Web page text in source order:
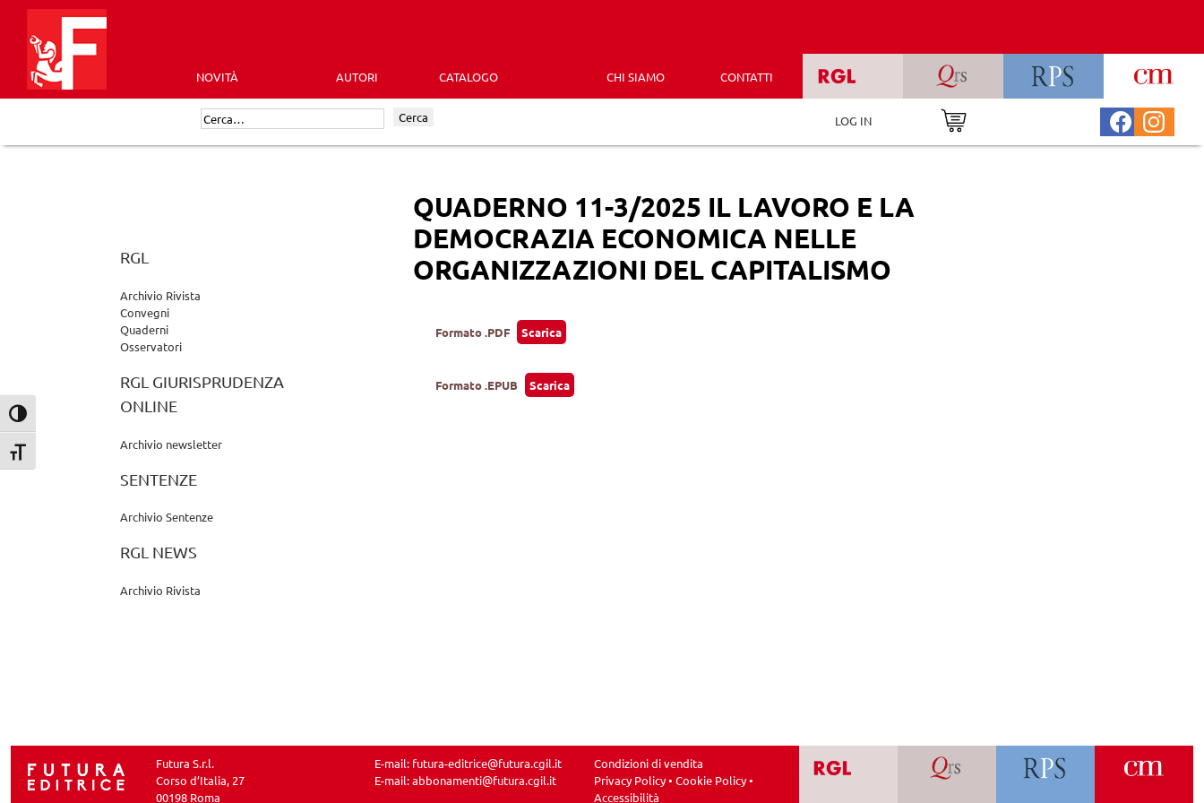
Attiva/disattiva alto contrasto
Attiva/disattiva dimensione testo
content
Futura
Editrice
NOVITÀ AUTORI CATALOGO CHI SIAMO CONTATTI
Cerca: Cerca LOG IN
RGL
Archivio Rivista
Convegni
Quaderni
Osservatori
RGL GIURISPRUDENZA
ONLINE
Archivio newsletter
SENTENZE
Archivio Sentenze
RGL NEWS
Archivio Rivista
QUADERNO 11-3/2025 IL LAVORO E LA
DEMOCRAZIA ECONOMICA NELLE
ORGANIZZAZIONI DEL CAPITALISMO
Formato .PDF Scarica
Formato .EPUB Scarica
Futura S.r.l.
Corso d’Italia, 27
00198 Roma
E-mail: futura-editrice@futura.cgil.it
E-mail:abbonamenti@futura.cgil.it
Condizioni di vendita
Privacy Policy• Cookie Policy•
Accessibilità